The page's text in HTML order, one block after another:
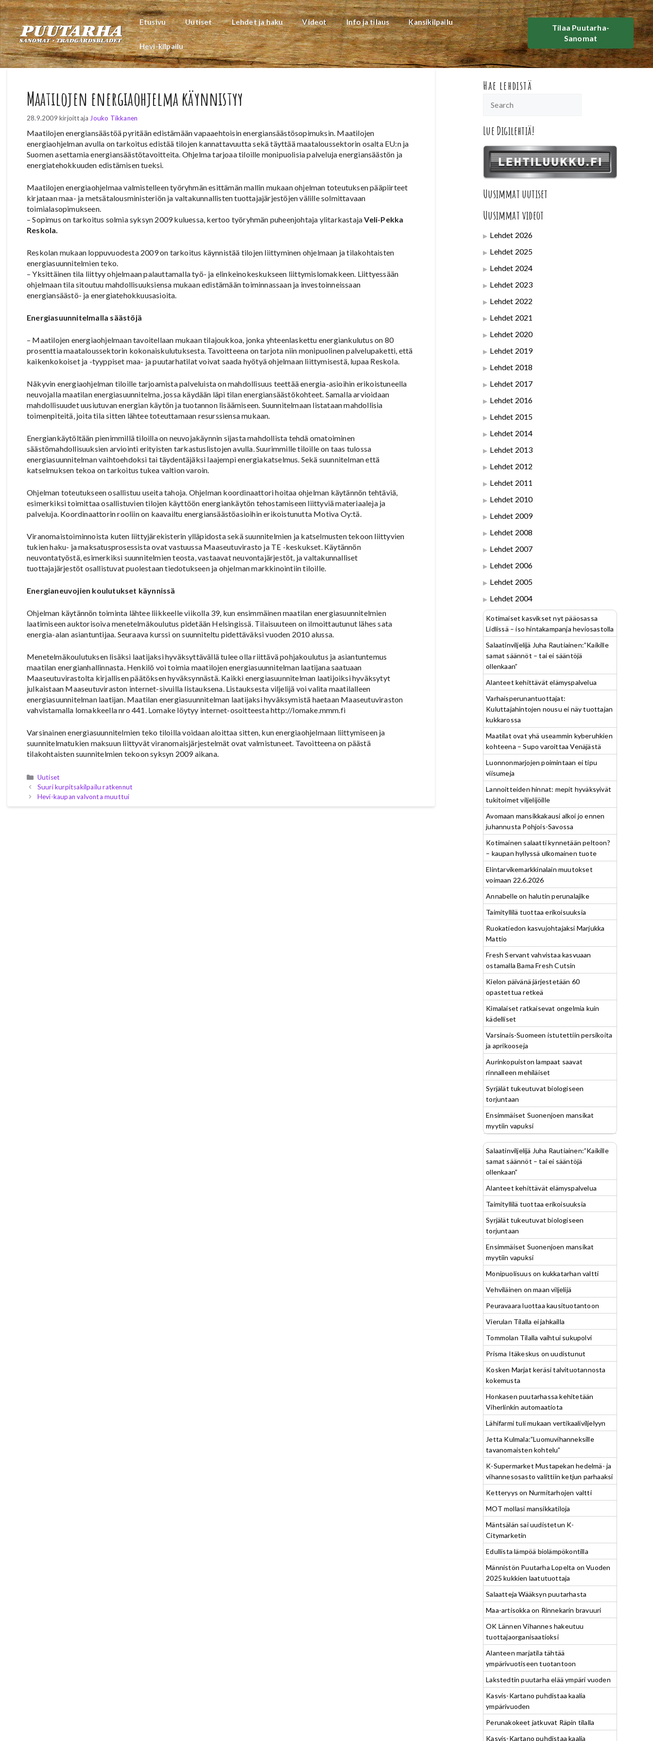
Siirry
sisältöön
Etusivu Uutiset Lehdet ja haku Videot Info ja tilaus Kansikilpailu
Hevi-kilpailu
Tilaa Puutarha-
Sanomat
Maatilojen energiaohjelma käynnistyy
28.9.2009 kirjoittaja Jouko Tikkanen
Maatilojen energiansäästöä pyritään edistämään vapaaehtoisin energiansäästösopimuksin. Maatilojen
energiaohjelman avulla on tarkoitus edistää tilojen kannattavuutta sekä täyttää maataloussektorin osalta EU:n ja
Suomen asettamia energiansäästötavoitteita. Ohjelma tarjoaa tiloille monipuolisia palveluja energiansäästön ja
energiatehokkuuden edistämisen tueksi.
Maatilojen energiaohjelmaa valmistelleen työryhmän esittämän mallin mukaan ohjelman toteutuksen pääpiirteet
kirjataan maa- ja metsätalousministeriön ja valtakunnallisten tuottajajärjestöjen välille solmittavaan
toimialasopimukseen.
– Sopimus on tarkoitus solmia syksyn 2009 kuluessa, kertoo työryhmän puheenjohtaja ylitarkastajaVeli-Pekka
Reskola.
Reskolan mukaan loppuvuodesta 2009 on tarkoitus käynnistää tilojen liittyminen ohjelmaan ja tilakohtaisten
energiasuunnitelmien teko.
– Yksittäinen tila liittyy ohjelmaan palauttamalla työ- ja elinkeinokeskukseen liittymislomakkeen. Liittyessään
ohjelmaan tila sitoutuu mahdollisuuksiensa mukaan edistämään toiminnassaan ja investoinneissaan
energiansäästö- ja energiatehokkuusasioita.
Energiasuunnitelmalla säästöjä
– Maatilojen energiaohjelmaan tavoitellaan mukaan tilajoukkoa, jonka yhteenlaskettu energiankulutus on 80
prosenttia maataloussektorin kokonaiskulutuksesta. Tavoitteena on tarjota niin monipuolinen palvelupaketti, että
kaikenkokoiset ja -tyyppiset maa- ja puutarhatilat voivat saada hyötyä ohjelmaan liittymisestä, lupaa Reskola.
Näkyvin energiaohjelman tiloille tarjoamista palveluista on mahdollisuus teettää energia-asioihin erikoistuneella
neuvojalla maatilan energiasuunnitelma, jossa käydään läpi tilan energiansäästökohteet. Samalla arvioidaan
mahdollisuudet uusiutuvan energian käytön ja tuotannon lisäämiseen. Suunnitelmaan listataan mahdollisia
toimenpiteitä, joita tila sitten lähtee toteuttamaan resurssiensa mukaan.
Energiankäytöltään pienimmillä tiloilla on neuvojakäynnin sijasta mahdollista tehdä omatoiminen
säästömahdollisuuksien arviointi erityisten tarkastuslistojen avulla. Suurimmille tiloille on taas tulossa
energiasuunnitelman vaihtoehdoksi tai täydentäjäksi laajempi energiakatselmus. Sekä suunnitelman että
katselmuksen tekoa on tarkoitus tukea valtion varoin.
Ohjelman toteutukseen osallistuu useita tahoja. Ohjelman koordinaattori hoitaa ohjelman käytännön tehtäviä,
esimerkiksi toimittaa osallistuvien tilojen käyttöön energiankäytön tehostamiseen liittyviä materiaaleja ja
palveluja. Koordinaattorin rooliin on kaavailtu energiansäästöasioihin erikoistunutta Motiva Oy:tä.
Viranomaistoiminnoista kuten liittyjärekisterin ylläpidosta sekä suunnitelmien ja katselmusten tekoon liittyvien
tukien haku- ja maksatusprosessista ovat vastuussa Maaseutuvirasto ja TE -keskukset. Käytännön
neuvontatyöstä, esimerkiksi suunnitelmien teosta, vastaavat neuvontajärjestöt, ja valtakunnalliset
tuottajajärjestöt osallistuvat puolestaan tiedotukseen ja ohjelman markkinointiin tiloille.
Energianeuvojien koulutukset käynnissä
Ohjelman käytännön toiminta lähtee liikkeelle viikolla 39, kun ensimmäinen maatilan energiasuunnitelmien
laatimiseen auktorisoiva menetelmäkoulutus pidetään Helsingissä. Tilaisuuteen on ilmoittautunut lähes sata
energia-alan asiantuntijaa. Seuraava kurssi on suunniteltu pidettäväksi vuoden 2010 alussa.
Menetelmäkoulutuksen lisäksi laatijaksi hyväksyttävällä tulee olla riittävä pohjakoulutus ja asiantuntemus
maatilan energianhallinnasta. Henkilö voi toimia maatilojen energiasuunnitelman laatijana saatuaan
Maaseutuvirastolta kirjallisen päätöksen hyväksynnästä. Kaikki energiasuunnitelman laatijoiksi hyväksytyt
julkaistaan Maaseutuviraston internet-sivuilla listauksena. Listauksesta viljelijä voi valita maatilalleen
energiasuunnitelman laatijan. Maatilan energiasuunnitelman laatijaksi hyväksymistä haetaan Maaseutuviraston
vahvistamalla lomakkeella nro 441. Lomake löytyy internet-osoitteesta http://lomake.mmm.fi
Varsinainen energiasuunnitelmien teko tiloilla voidaan aloittaa sitten, kun energiaohjelmaan liittymiseen ja
suunnitelmatukien maksuun liittyvät viranomaisjärjestelmät ovat valmistuneet. Tavoitteena on päästä
tilakohtaisten suunnitelmien tekoon syksyn 2009 aikana.
Kategoriat
Uutiset
Suuri kurpitsakilpailu ratkennut
Hevi-kaupan valvonta muuttui
Hae lehdistä
Lue Digilehtiä!
Uusimmat uutiset
Uusimmat videot
Lehdet 2026
Lehdet 2025
Lehdet 2024
Lehdet 2023
Lehdet 2022
Lehdet 2021
Lehdet 2020
Lehdet 2019
Lehdet 2018
Lehdet 2017
Lehdet 2016
Lehdet 2015
Lehdet 2014
Lehdet 2013
Lehdet 2012
Lehdet 2011
Lehdet 2010
Lehdet 2009
Lehdet 2008
Lehdet 2007
Lehdet 2006
Lehdet 2005
Lehdet 2004
Kotimaiset kasvikset nyt pääosassa
Lidlissä – iso hintakampanja heviosastolla
Salaatinviljelijä Juha Rautiainen:”Kaikille
samat säännöt – tai ei sääntöjä
ollenkaan”
Alanteet kehittävät elämyspalvelua
Varhaisperunantuottajat:
Kuluttajahintojen nousu ei näy tuottajan
kukkarossa
Maatilat ovat yhä useammin kyberuhkien
kohteena – Supo varoittaa Venäjästä
Luonnonmarjojen poimintaan ei tipu
viisumeja
Lannoitteiden hinnat: mepit hyväksyivät
tukitoimet viljelijöille
Avomaan mansikkakausi alkoi jo ennen
juhannusta Pohjois-Savossa
Kotimainen salaatti kynnetään peltoon?
– kaupan hyllyssä ulkomainen tuote
Elintarvikemarkkinalain muutokset
voimaan 22.6.2026
Annabelle on halutin perunalajike
Taimityllilä tuottaa erikoisuuksia
Ruokatiedon kasvujohtajaksi Marjukka
Mattio
Fresh Servant vahvistaa kasvuaan
ostamalla Bama Fresh Cutsin
Kielon päivänä järjestetään 60
opastettua retkeä
Kimalaiset ratkaisevat ongelmia kuin
kädelliset
Varsinais-Suomeen istutettiin persikoita
ja aprikooseja
Aurinkopuiston lampaat saavat
rinnalleen mehiläiset
Syrjälät tukeutuvat biologiseen
torjuntaan
Ensimmäiset Suonenjoen mansikat
myytiin vapuksi
Salaatinviljelijä Juha Rautiainen:”Kaikille
samat säännöt – tai ei sääntöjä
ollenkaan”
Alanteet kehittävät elämyspalvelua
Taimityllilä tuottaa erikoisuuksia
Syrjälät tukeutuvat biologiseen
torjuntaan
Ensimmäiset Suonenjoen mansikat
myytiin vapuksi
Monipuolisuus on kukkatarhan valtti
Vehviläinen on maan viljelijä
Peuravaara luottaa kausituotantoon
Vierulan Tilalla ei jahkailla
Tommolan Tilalla vaihtui sukupolvi
Prisma Itäkeskus on uudistunut
Kosken Marjat keräsi talvituotannosta
kokemusta
Honkasen puutarhassa kehitetään
Viherlinkin automaatiota
Lähifarmi tuli mukaan vertikaaliviljelyyn
Jetta Kulmala:”Luomuvihanneksille
tavanomaisten kohtelu”
K-Supermarket Mustapekan hedelmä- ja
vihannesosasto valittiin ketjun parhaaksi
Ketteryys on Nurmitarhojen valtti
MOT mollasi mansikkatiloja
Mäntsälän sai uudistetun K-
Citymarketin
Edullista lämpöä biolämpökontilla
Männistön Puutarha Lopelta on Vuoden
2025 kukkien laatutuottaja
Salaatteja Wääksyn puutarhasta
Maa-artisokka on Rinnekarin bravuuri
OK Lännen Vihannes hakeutuu
tuottajaorganisaatioksi
Alanteen marjatila tähtää
ympärivuotiseen tuotantoon
Lakstedtin puutarha elää ympäri vuoden
Kasvis-Kartano puhdistaa kaalia
ympärivuoden
Perunakokeet jatkuvat Räpin tilalla
Kasvis-Kartano puhdistaa kaalia